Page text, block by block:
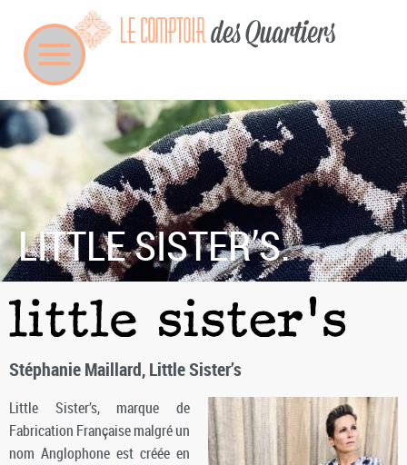
LITTLE SISTER’S.
Stéphanie Maillard, Little Sister’s
Little Sister’s, marque de
Fabrication Française malgré un
nom Anglophone est créée en